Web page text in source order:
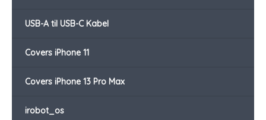
USB-A til USB-C Kabel
Covers iPhone 11
Covers iPhone 13 Pro Max
irobot_os